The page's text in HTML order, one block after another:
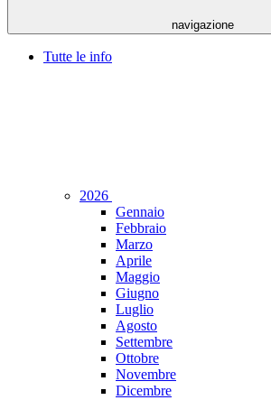
navigazione
Tutte le info
2026
Gennaio
Febbraio
Marzo
Aprile
Maggio
Giugno
Luglio
Agosto
Settembre
Ottobre
Novembre
Dicembre